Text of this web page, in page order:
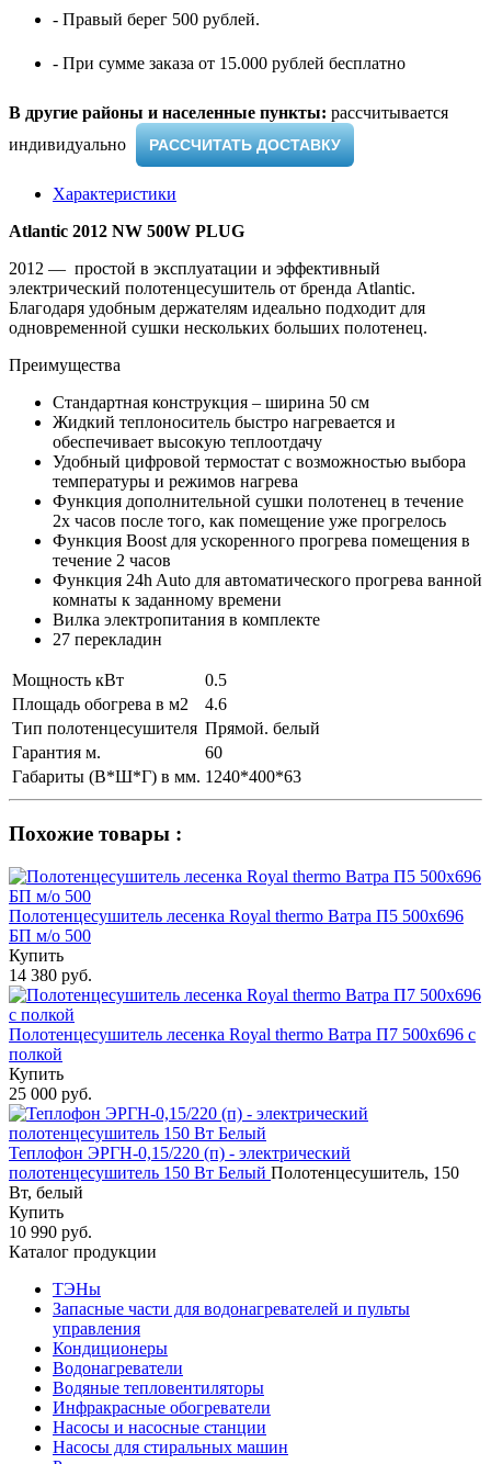
- Правый берег 500 рублей.
- При сумме заказа от 15.000 рублей бесплатно
В другие районы и населенные пункты: рассчитывается
индивидуально ​
РАССЧИТАТЬ ДОСТАВКУ
Характеристики
Atlantic 2012 NW 500W PLUG
2012 — простой в эксплуатации и эффективный
электрический полотенцесушитель от бренда Atlantic.
Благодаря удобным держателям идеально подходит для
одновременной сушки нескольких больших полотенец.
Преимущества
Стандартная конструкция – ширина 50 см
Жидкий теплоноситель быстро нагревается и
обеспечивает высокую теплоотдачу
Удобный цифровой термостат с возможностью выбора
температуры и режимов нагрева
Функция дополнительной сушки полотенец в течение
2х часов после того, как помещение уже прогрелось
Функция Boost для ускоренного прогрева помещения в
течение 2 часов
Функция 24h Auto для автоматического прогрева ванной
комнаты к заданному времени
Вилка электропитания в комплекте
27 перекладин
Мощность кВт
0.5
Площадь обогрева в м2
4.6
Тип полотенцесушителя Прямой. белый
Гарантия м.
60
Габариты (В*Ш*Г) в мм. 1240*400*63
Похожие товары :
Полотенцесушитель лесенка Royal thermo Ватра П5 500х696
БП м/о 500
Купить
14 380 руб.
Полотенцесушитель лесенка Royal thermo Ватра П7 500х696 с
полкой
Купить
25 000 руб.
Теплофон ЭРГН-0,15/220 (п) - электрический
полотенцесушитель 150 Вт Белый Полотенцесушитель, 150
Вт, белый
Купить
10 990 руб.
Каталог продукции
ТЭНы
Запасные части для водонагревателей и пульты
управления
Кондиционеры
Водонагреватели
Водяные тепловентиляторы
Инфракрасные обогреватели
Насосы и насосные станции
Насосы для стиральных машин